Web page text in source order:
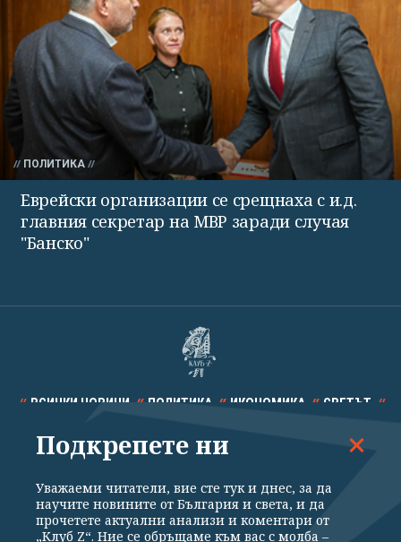
ПОЛИТИКА
Еврейски организации се срещнаха с и.д.
главния секретар на МВР заради случая
"Банско"
ВСИЧКИ НОВИНИ ПОЛИТИКА ИКОНОМИКА СВЕТЪТ
СПОРТ КУЛТУРА ТЕХНОЛОГИИ КАЛЕЙДОСКОП
Подкрепете ни
Уважаеми читатели, вие сте тук и днес, за да
научите новините от България и света, и да
прочетете актуални анализи и коментари от
„Клуб Z“. Ние се обръщаме към вас с молба –